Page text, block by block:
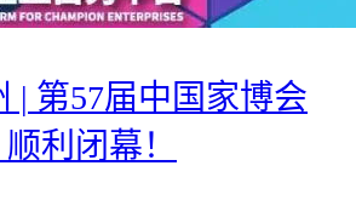
| 第57届中国家博会
顺利闭幕！